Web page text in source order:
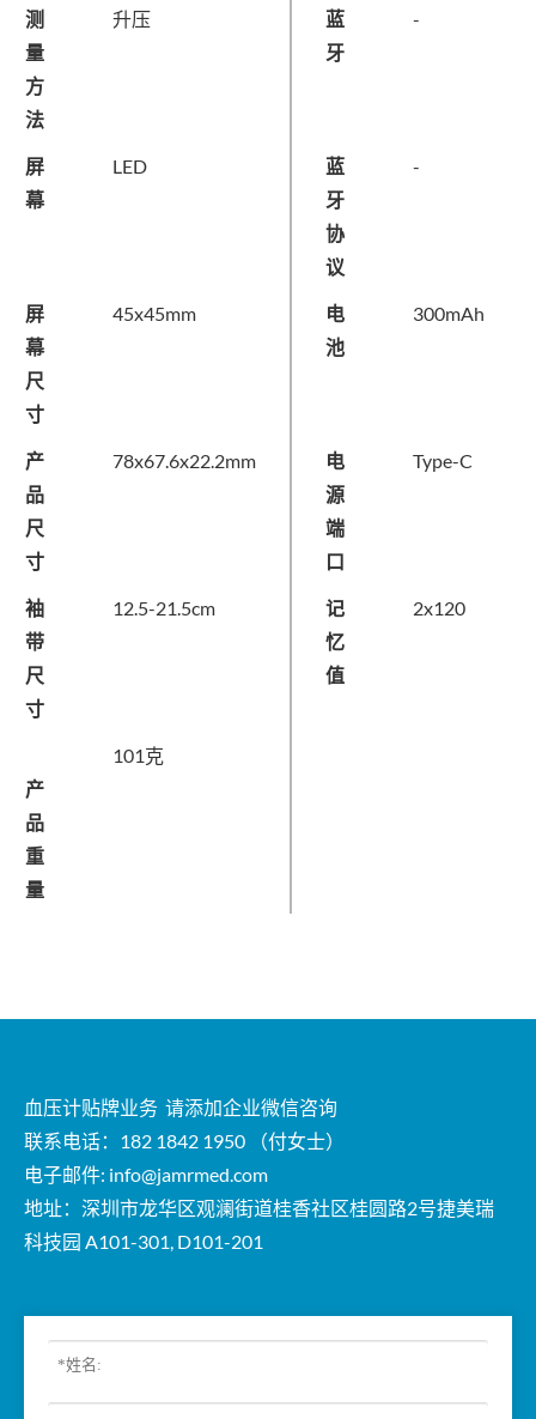
测
量
方
法
升压
蓝
牙
-
屏
幕
LED
蓝
牙
协
议
-
屏
幕
尺
寸
45x45mm
电
池
300mAh
产
品
尺
寸
78x67.6x22.2mm
电
源
端
口
Type-C
袖
带
尺
寸
12.5-21.5cm
记
忆
值
2x120
产
品
重
量
101克
血压计贴牌业务 请添加企业微信咨询
联系电话：182 1842 1950 （付女士）
电子邮件: info@jamrmed.com
地址：深圳市龙华区观澜街道桂香社区桂圆路2号捷美瑞
科技园 A101-301, D101-201